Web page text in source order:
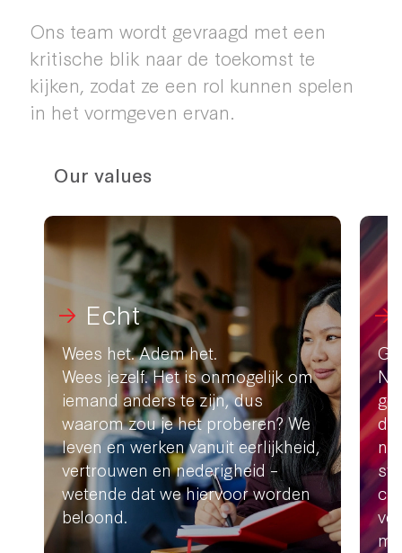
Ons team wordt gevraagd met een
kritische blik naar de toekomst te
kijken, zodat ze een rol kunnen spelen
in het vormgeven ervan.
Our values
Echt
Wees het. Adem het.
Wees jezelf. Het is onmogelijk om
iemand anders te zijn, dus
waarom zou je het proberen? We
leven en werken vanuit eerlijkheid,
vertrouwen en nederigheid –
wetende dat we hiervoor worden
beloond.